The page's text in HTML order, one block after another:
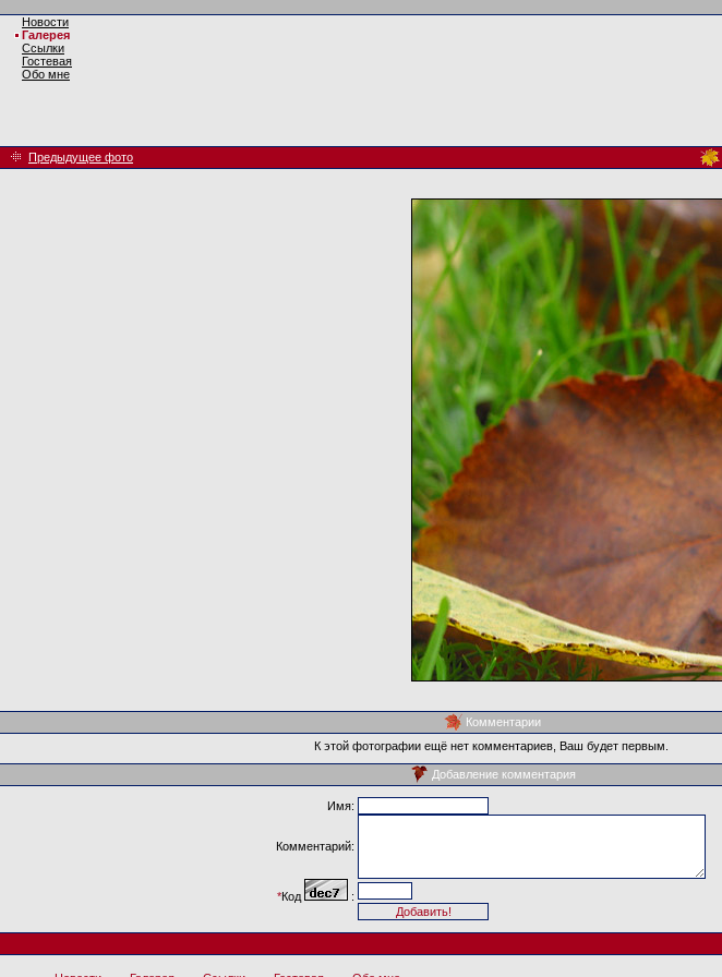
Новости
Галерея
Ссылки
Гостевая
Обо мне
Предыдущее фото
Комментарии
К этой фотографии ещё нет комментариев, Ваш будет первым.
Добавление комментария
Имя:
Комментарий:
*Код :